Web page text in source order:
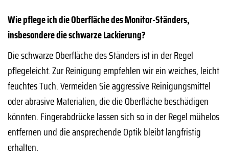
Wie pflege ich die Oberfläche des Monitor-Ständers,
insbesondere die schwarze Lackierung?
Die schwarze Oberfläche des Ständers ist in der Regel
pflegeleicht. Zur Reinigung empfehlen wir ein weiches, leicht
feuchtes Tuch. Vermeiden Sie aggressive Reinigungsmittel
oder abrasive Materialien, die die Oberfläche beschädigen
könnten. Fingerabdrücke lassen sich so in der Regel mühelos
entfernen und die ansprechende Optik bleibt langfristig
erhalten.